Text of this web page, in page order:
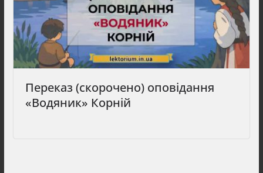
Переказ (скорочено) оповідання
«Водяник» Корній